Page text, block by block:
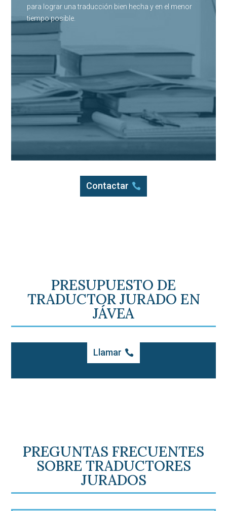
para lograr una traducción bien hecha y en el menor
tiempo posible.
Contactar
PRESUPUESTO DE
TRADUCTOR JURADO EN
JÁVEA
Llamar
PREGUNTAS FRECUENTES
SOBRE TRADUCTORES
JURADOS